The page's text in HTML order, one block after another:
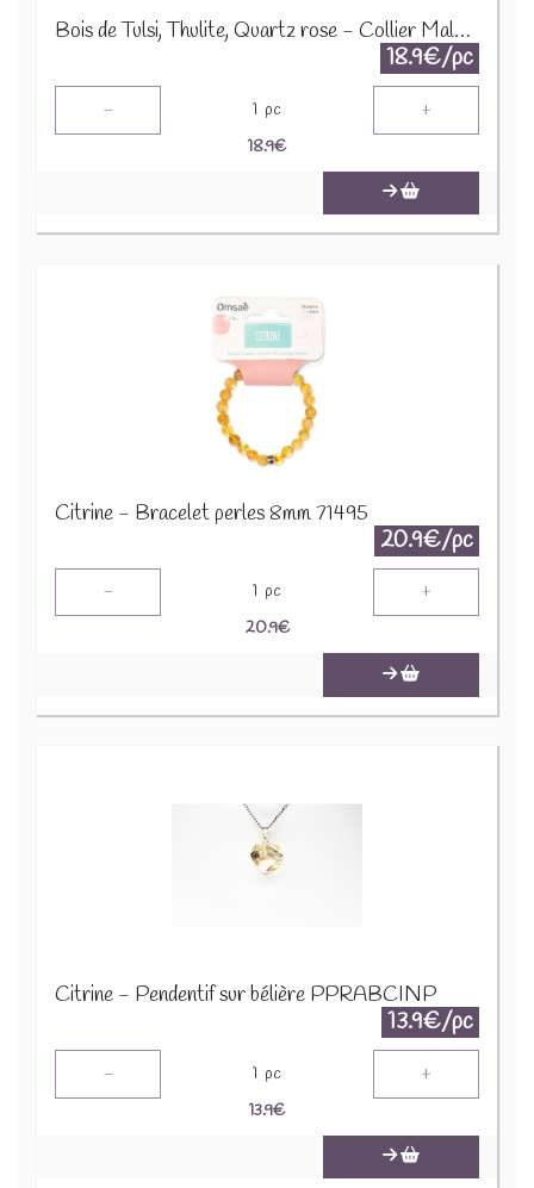
Bois de Tulsi, Thulite, Quartz rose - Collier Mala 12646
18.9€/pc
- 1 pc +
18.9€
Citrine - Bracelet perles 8mm 71495
20.9€/pc
- 1 pc +
20.9€
Citrine - Pendentif sur bélière PPRABCINP
13.9€/pc
- 1 pc +
13.9€